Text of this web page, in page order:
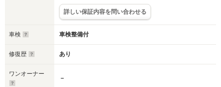
詳しい保証内容を問い合わせる
車検 車検整備付
修復歴 あり
ワンオーナー
－